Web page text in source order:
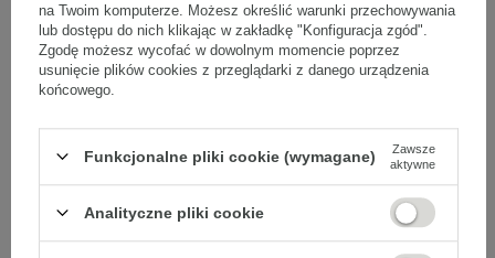
Materiał:
• tektura falista: 3-warstwowa
• fala:
• gramatura:
Dodatkowe:
Karton nadaje się do pakowania wysyłek kurierskich:
na Twoim komputerze. Możesz określić warunki przechowywania
lub dostępu do nich klikając w zakładkę "Konfiguracja zgód".
Zgodę możesz wycofać w dowolnym momencie poprzez
usunięcie plików cookies z przeglądarki z danego urządzenia
końcowego.
Funkcjonalne pliki cookie (wymagane)
Zawsze
aktywne
Analityczne pliki cookie